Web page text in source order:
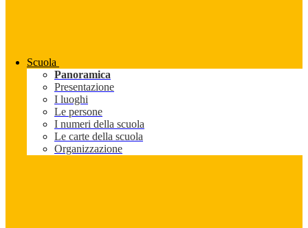
Scuola
Panoramica
Presentazione
I luoghi
Le persone
I numeri della scuola
Le carte della scuola
Organizzazione